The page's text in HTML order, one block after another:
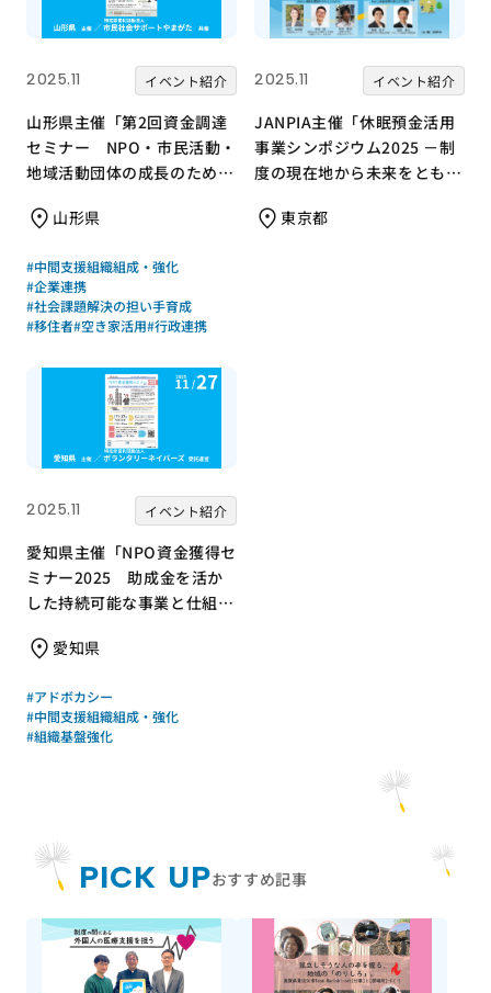
PICK UPおすすめ記事
2025.11 イベント紹介
山形県主催「第2回資金調達
セミナー NPO・市民活動・
地域活動団体の成長のための
山形県
#中間支援組織組成・強化
#企業連携
#社会課題解決の担い手育成
#移住者#空き家活用#行政連携
2025.11 イベント紹介
JANPIA主催「休眠預金活用
事業シンポジウム2025 －制
度の現在地から未来をともに
東京都
2025.11 イベント紹介
愛知県主催「NPO資金獲得セ
ミナー2025 助成金を活か
した持続可能な事業と仕組み
愛知県
#アドボカシー
#中間支援組織組成・強化
#組織基盤強化